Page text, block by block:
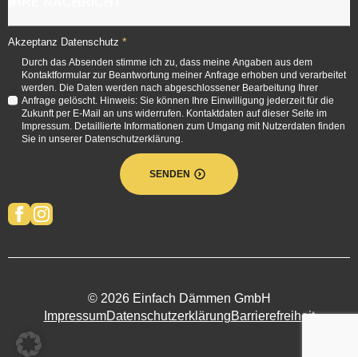
Akzeptanz Datenschutz *
Durch das Absenden stimme ich zu, dass meine Angaben aus dem
Kontaktformular zur Beantwortung meiner Anfrage erhoben und verarbeitet
werden. Die Daten werden nach abgeschlossener Bearbeitung Ihrer
Anfrage gelöscht. Hinweis: Sie können Ihre Einwilligung jederzeit für die
Zukunft per E-Mail an uns widerrufen. Kontaktdaten auf dieser Seite im
Impressum. Detaillierte Informationen zum Umgang mit Nutzerdaten finden
Sie in unserer Datenschutzerklärung.
SENDEN
© 2026 Einfach Dämmen GmbH
ImpressumDatenschutzerklärungBarrierefreiheit